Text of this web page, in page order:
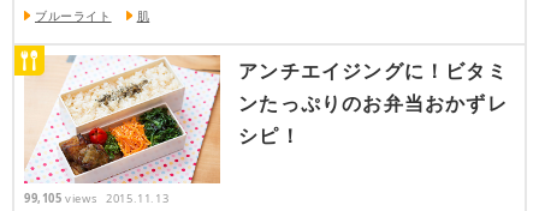
ブルーライト 肌
アンチエイジングに！ビタミ
ンたっぷりのお弁当おかずレ
シピ！
99,105 views 2015.11.13